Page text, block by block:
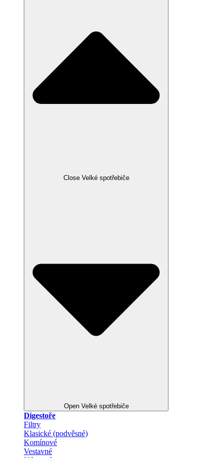
Close Velké spotřebiče
Open Velké spotřebiče
Digestoře
Filtry
Klasické (podvěsné)
Komínové
Vestavné